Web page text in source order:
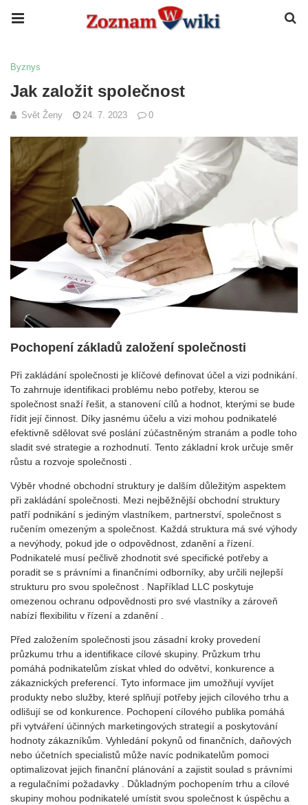
Byznys
Jak založit společnost
Svět Ženy 24. 7. 2023 0
Pochopení základů založení společnosti
Při zakládání společnosti je klíčové definovat účel a vizi podnikání.
To zahrnuje identifikaci problému nebo potřeby, kterou se
společnost snaží řešit, a stanovení cílů a hodnot, kterými se bude
řídit její činnost. Díky jasnému účelu a vizi mohou podnikatelé
efektivně sdělovat své poslání zúčastněným stranám a podle toho
sladit své strategie a rozhodnutí. Tento základní krok určuje směr
růstu a rozvoje společnosti .
Výběr vhodné obchodní struktury je dalším důležitým aspektem
při zakládání společnosti. Mezi nejběžnější obchodní struktury
patří podnikání s jediným vlastníkem, partnerství, společnost s
ručením omezeným a společnost. Každá struktura má své výhody
a nevýhody, pokud jde o odpovědnost, zdanění a řízení.
Podnikatelé musí pečlivě zhodnotit své specifické potřeby a
poradit se s právními a finančními odborníky, aby určili nejlepší
strukturu pro svou společnost . Například LLC poskytuje
omezenou ochranu odpovědnosti pro své vlastníky a zároveň
nabízí flexibilitu v řízení a zdanění .
Před založením společnosti jsou zásadní kroky provedení
průzkumu trhu a identifikace cílové skupiny. Průzkum trhu
pomáhá podnikatelům získat vhled do odvětví, konkurence a
zákaznických preferencí. Tyto informace jim umožňují vyvíjet
produkty nebo služby, které splňují potřeby jejich cílového trhu a
odlišují se od konkurence. Pochopení cílového publika pomáhá
při vytváření účinných marketingových strategií a poskytování
hodnoty zákazníkům. Vyhledání pokynů od finančních, daňových
nebo účetních specialistů může navíc podnikatelům pomoci
optimalizovat jejich finanční plánování a zajistit soulad s právními
a regulačními požadavky . Důkladným pochopením trhu a cílové
skupiny mohou podnikatelé umístit svou společnost k úspěchu a